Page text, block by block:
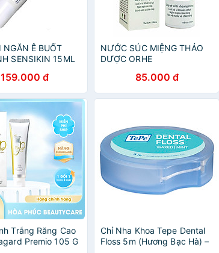
NGĂN Ê BUỐT
SENSIKIN 15ML
159.000 đ
NƯỚC SÚC MIỆNG THẢO
DƯỢC ORHE
85.000 đ
Trắng Răng Cao
Premio 105 G
Chỉ Nha Khoa Tepe Dental
Floss 5m (Hương Bạc Hà) –